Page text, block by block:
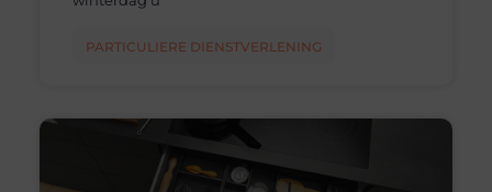
PARTICULIERE DIENSTVERLENING